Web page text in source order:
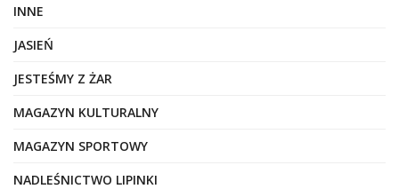
INNE
JASIEŃ
JESTEŚMY Z ŻAR
MAGAZYN KULTURALNY
MAGAZYN SPORTOWY
NADLEŚNICTWO LIPINKI